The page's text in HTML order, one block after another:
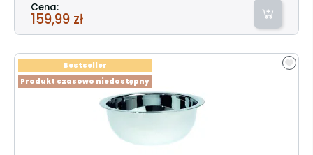
Cena:
159,99 zł
Produkt czasowo niedostępny
Bestseller